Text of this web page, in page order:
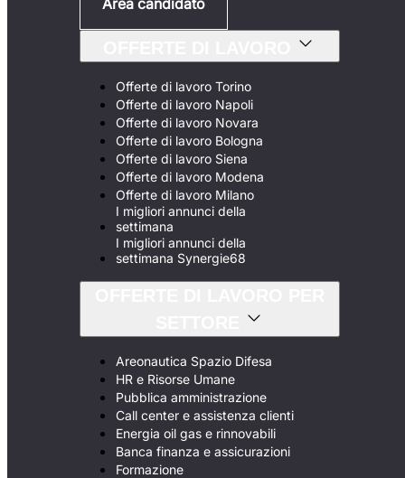
Area candidato
Offerte di lavoro Torino
Offerte di lavoro Napoli
Offerte di lavoro Novara
Offerte di lavoro Bologna
Offerte di lavoro Siena
Offerte di lavoro Modena
Offerte di lavoro Milano
I migliori annunci della
settimana
I migliori annunci della
settimana Synergie68
Areonautica Spazio Difesa
HR e Risorse Umane
Pubblica amministrazione
Call center e assistenza clienti
Energia oil gas e rinnovabili
Banca finanza e assicurazioni
Formazione